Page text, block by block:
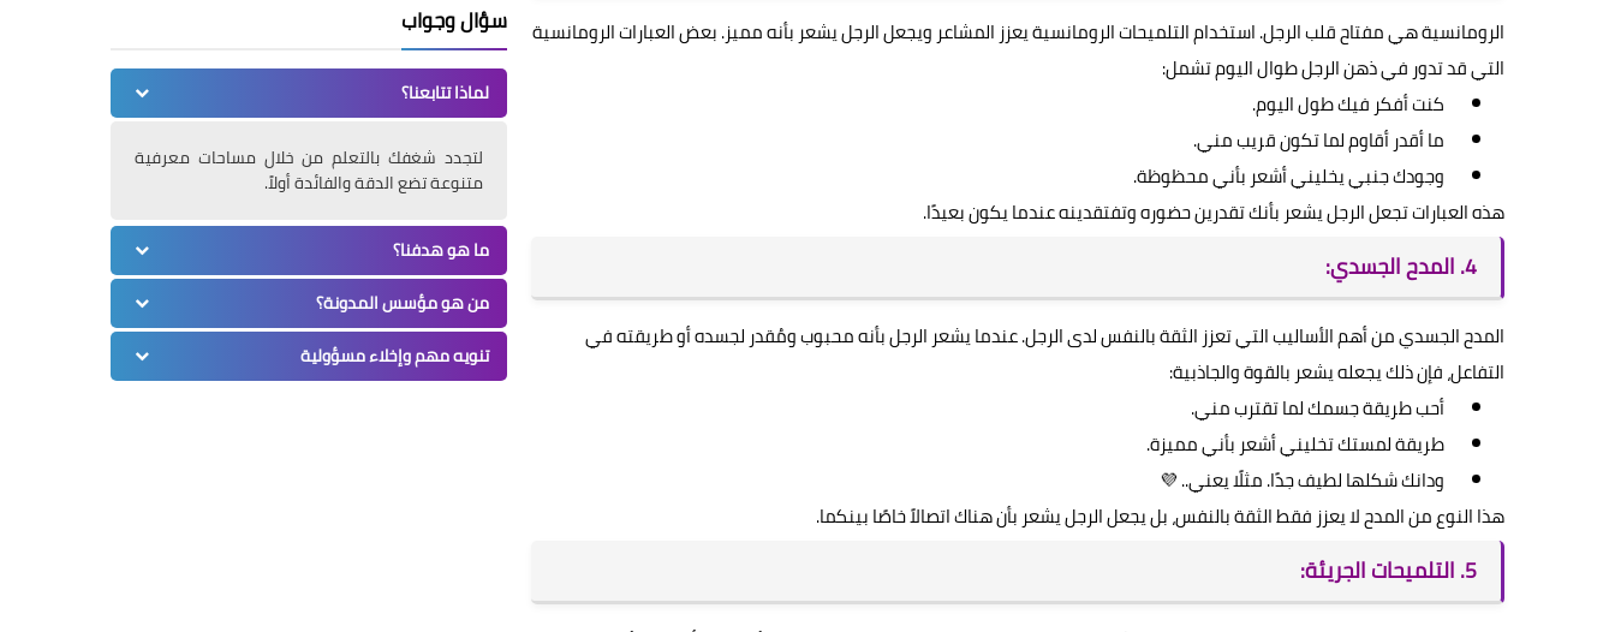
الرومانسية هي مفتاح قلب الرجل. استخدام التلميحات الرومانسية يعزز المشاعر ويجعل الرجل يشعر بأنه مميز. بعض العبارات الرومانسية
التي قد تدور في ذهن الرجل طوال اليوم تشمل:
كنت أفكر فيك طول اليوم.
ما أقدر أقاوم لما تكون قريب مني.
وجودك جنبي يخليني أشعر بأني محظوظة.
هذه العبارات تجعل الرجل يشعر بأنك تقدرين حضوره وتفتقدينه عندما يكون بعيدًا.
4. المدح الجسدي:
المدح الجسدي من أهم الأساليب التي تعزز الثقة بالنفس لدى الرجل. عندما يشعر الرجل بأنه محبوب ومُقدر لجسده أو طريقته في
التفاعل، فإن ذلك يجعله يشعر بالقوة والجاذبية:
أحب طريقة جسمك لما تقترب مني.
طريقة لمستك تخليني أشعر بأني مميزة.
ودانك شكلها لطيف جدًا. مثلًا يعني.. 💜
هذا النوع من المدح لا يعزز فقط الثقة بالنفس، بل يجعل الرجل يشعر بأن هناك اتصالاً خاصًا بينكما.
5. التلميحات الجريئة:
سؤال وجواب
لماذا تتابعنا؟
لتجدد شغفك بالتعلم من خلال مساحات معرفية
متنوعة تضع الدقة والفائدة أولاً.
ما هو هدفنا؟
من هو مؤسس المدونة؟
تنويه مهم وإخلاء مسؤولية